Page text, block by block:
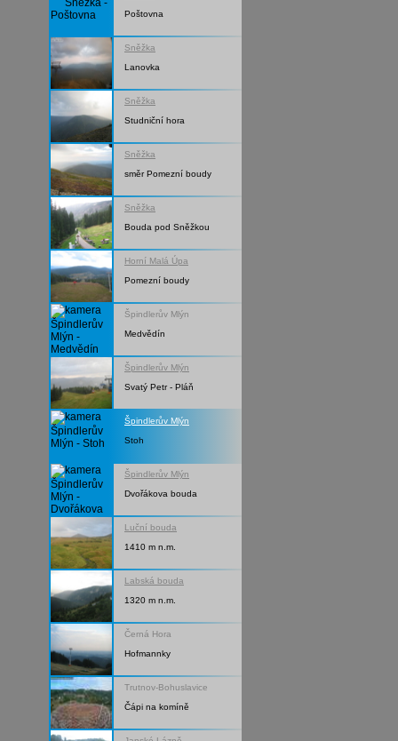
Poštovna
Sněžka
Lanovka
Sněžka
Studniční hora
Sněžka
směr Pomezní boudy
Sněžka
Bouda pod Sněžkou
Horní Malá Úpa
Pomezní boudy
Špindlerův Mlýn
Medvědín
Špindlerův Mlýn
Svatý Petr - Pláň
Špindlerův Mlýn
Stoh
Špindlerův Mlýn
Dvořákova bouda
Luční bouda
1410 m n.m.
Labská bouda
1320 m n.m.
Černá Hora
Hofmannky
Trutnov-Bohuslavice
Čápi na komíně